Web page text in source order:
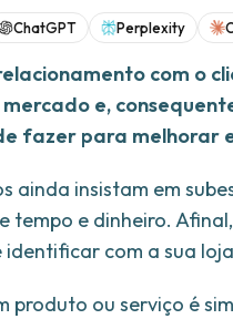
ChatGPT Perplexity
com o
e,
fazer para melhorar
ainda insistam em
tempo e dinheiro.
identificar com a sua
produto ou serviço é